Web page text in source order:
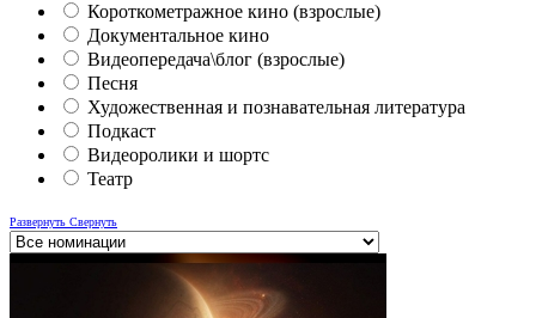
Короткометражное кино (взрослые)
Документальное кино
Видеопередача\блог (взрослые)
Песня
Художественная и познавательная литература
Подкаст
Видеоролики и шортс
Театр
Развернуть Свернуть